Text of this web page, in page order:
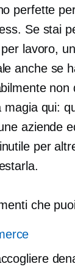
perfette
Se stai
lavoro,
anche se
non
magia qui:
aziende
per
che